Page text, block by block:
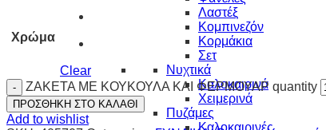
Λαστέξ
Κομπινεζόν
Κορμάκια
Σετ
Νυχτικά
Καλοκαιρινά
Χειμερινά
Πυζάμες
Καλοκαιρινές
Χρώμα
Clear
ΖΑΚΕΤΑ ΜΕ ΚΟΥΚΟΥΛΑ ΚΑΙ ΦΕΡΜΟΥΑΡ quantity
ΠΡΟΣΘΗΚΗ ΣΤΟ ΚΑΛΑΘΙ
Add to wishlist